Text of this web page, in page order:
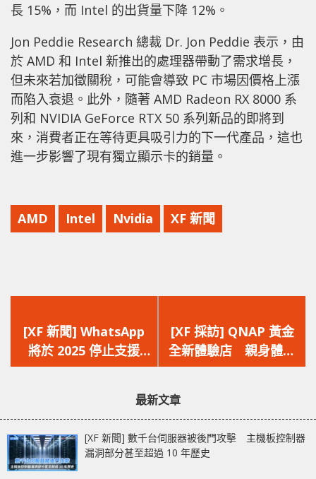
長 15%，而 Intel 的出貨量下降 12%。
Jon Peddie Research 總裁 Dr. Jon Peddie 表示，由
於 AMD 和 Intel 新推出的處理器帶動了需求增長，
但未來若加徵關稅，可能會導致 PC 市場因價格上漲
而陷入衰退。此外，隨著 AMD Radeon RX 8000 系
列和 NVIDIA GeForce RTX 50 系列新品的即將到
來，消費者正在等待更具吸引力的下一代產品，這也
進一步影響了現有獨立顯示卡的銷量。
AMD Intel Nvidia XF 新聞
一
篇
文
[XF 新聞] WhatsApp
將於 2025 停止支援
iOS15.1 以下 iPhone
iPhone 6 Plus 將無法
一
篇
文
[XF 採訪] QNAP 黃金
全新體驗店 親身體驗
個人/創作者/企業`儲存
最新文章
[XF 新聞] 數千台伺服器被後門攻擊 主機板控制器
漏洞部分甚至超過 10 年歷史